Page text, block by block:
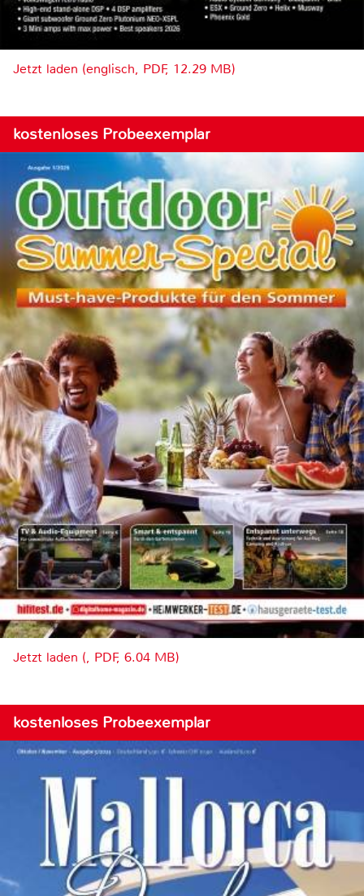
Jetzt laden (englisch, PDF, 12.29 MB)
kostenloses Probeexemplar
Jetzt laden (, PDF, 6.04 MB)
kostenloses Probeexemplar